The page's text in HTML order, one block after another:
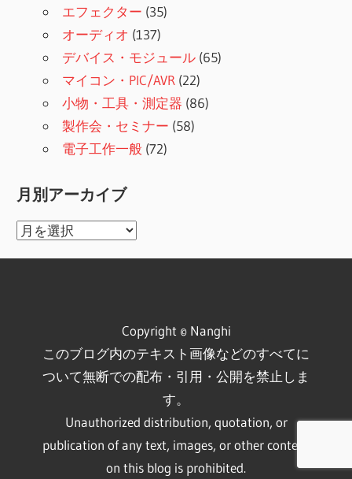
エフェクター (35)
オーディオ (137)
デバイス・モジュール (65)
マイコン・PIC/AVR (22)
小物・工具・測定器 (86)
製作会・セミナー (58)
電子工作一般 (72)
月別アーカイブ
月
Copyright © Nanghi
このブログ内のテキスト画像などのすべてに
ついて無断での配布・引用・公開を禁止しま
す。
Unauthorized distribution, quotation, or
publication of any text, images, or other content
on this blog is prohibited.